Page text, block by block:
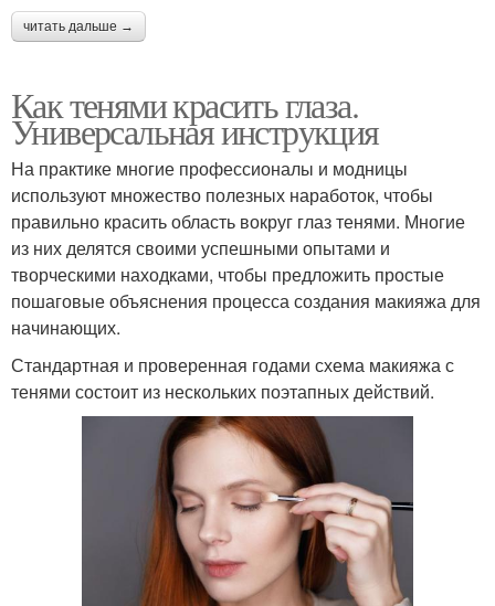
читать дальше →
Как тенями красить глаза.
Универсальная инструкция
На практике многие профессионалы и модницы
используют множество полезных наработок, чтобы
правильно красить область вокруг глаз тенями. Многие
из них делятся своими успешными опытами и
творческими находками, чтобы предложить простые
пошаговые объяснения процесса создания макияжа для
начинающих.
Стандартная и проверенная годами схема макияжа с
тенями состоит из нескольких поэтапных действий.